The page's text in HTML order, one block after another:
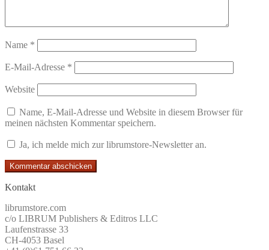
Name *
E-Mail-Adresse *
Website
Name, E-Mail-Adresse und Website in diesem Browser für
meinen nächsten Kommentar speichern.
Ja, ich melde mich zur librumstore-Newsletter an.
Kontakt
librumstore.com
c/o LIBRUM Publishers & Editros LLC
Laufenstrasse 33
CH-4053 Basel